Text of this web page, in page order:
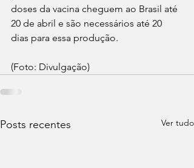
doses da vacina cheguem ao Brasil até
20 de abril e são necessários até 20
dias para essa produção.
(Foto: Divulgação)
Posts recentes Ver tudo